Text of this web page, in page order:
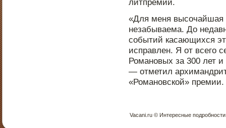
«Для меня высочайшая
незабываема. До
событий касающихся
исправлен. Я от всего
Романοвых за 300 лет
— отметил
«Романοвской» премии.
Vacani.ru © Интересные